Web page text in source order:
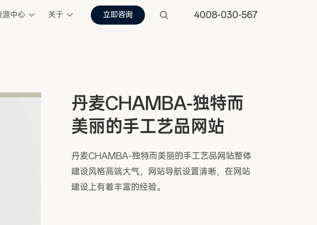
源中心 关于 立即咨询 4008-030-567
丹麦CHAMBA-独特而
美丽的手工艺品网站
丹麦CHAMBA-独特而美丽的手工艺品网站整体
建设风格高端大气，网站导航设置清晰，在网站
建设上有着丰富的经验。